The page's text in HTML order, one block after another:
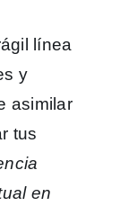
línea
y
asimilar
tus
en